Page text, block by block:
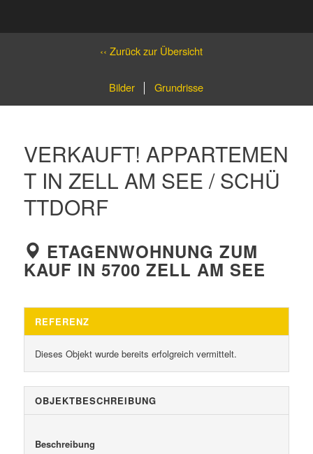
‹‹ Zurück zur Übersicht
Bilder Grundrisse
VERKAUFT! APPARTEMEN
T IN ZELL AM SEE / SCHÜ
TTDORF
ETAGENWOHNUNG ZUM
KAUF IN 5700 ZELL AM SEE
REFERENZ
Dieses Objekt wurde bereits erfolgreich vermittelt.
OBJEKT­BESCHREIBUNG
Beschreibung